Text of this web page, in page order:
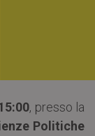
, presso la
Politiche